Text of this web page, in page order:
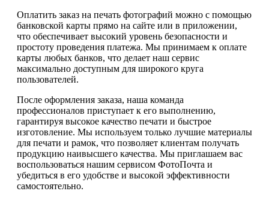
Оплатить заказ на печать фотографий можно с помощью
банковской карты прямо на сайте или в приложении,
что обеспечивает высокий уровень безопасности и
простоту проведения платежа. Мы принимаем к оплате
карты любых банков, что делает наш сервис
максимально доступным для широкого круга
пользователей.
После оформления заказа, наша команда
профессионалов приступает к его выполнению,
гарантируя высокое качество печати и быстрое
изготовление. Мы используем только лучшие материалы
для печати и рамок, что позволяет клиентам получать
продукцию наивысшего качества. Мы приглашаем вас
воспользоваться нашим сервисом ФотоПочта и
убедиться в его удобстве и высокой эффективности
самостоятельно.